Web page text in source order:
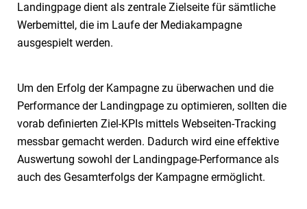
Landingpage dient als zentrale Zielseite für sämtliche
Werbemittel, die im Laufe der Mediakampagne
ausgespielt werden.
Um den Erfolg der Kampagne zu überwachen und die
Performance der Landingpage zu optimieren, sollten die
vorab definierten Ziel-KPIs mittels Webseiten-Tracking
messbar gemacht werden. Dadurch wird eine effektive
Auswertung sowohl der Landingpage-Performance als
auch des Gesamterfolgs der Kampagne ermöglicht.